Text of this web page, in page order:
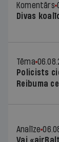
Komentārs
Divas
Tēma
Policists
Reibuma
Analīze
Vai